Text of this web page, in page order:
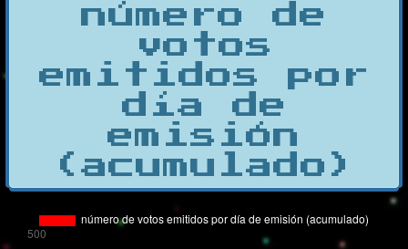
número de
votos
emitidos por
día de
emisión
(acumulado)